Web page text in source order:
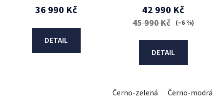
36 990 Kč
DETAIL
42 990 Kč
45 990 Kč (–6 %)
DETAIL
Černo-zelená Černo-modrá